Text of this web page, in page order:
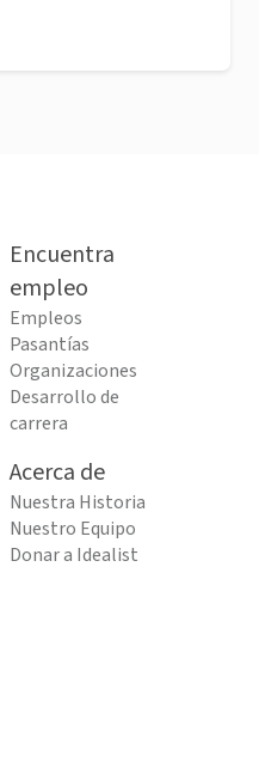
Encuentra
empleo
Empleos
Pasantías
Organizaciones
Desarrollo de
carrera
Acerca de
Nuestra Historia
Nuestro Equipo
Donar a Idealist